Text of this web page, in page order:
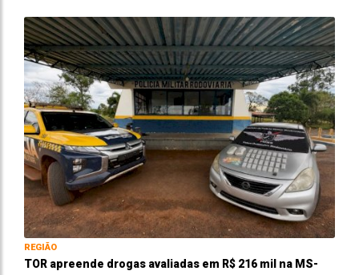
REGIÃO
TOR apreende drogas avaliadas em R$ 216 mil na MS-